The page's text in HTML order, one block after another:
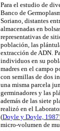
Para el estudio de
Banco de
Soriano, distantes
almacenadas en
representativas de
población, las
extracción de ADN.
individuos en su
madres en el campo
con semillas de dos
una misma parcela
germinadores y las
además de las siete
realizó en el
(Doyle y Doyle, 1987
micro-volumen de